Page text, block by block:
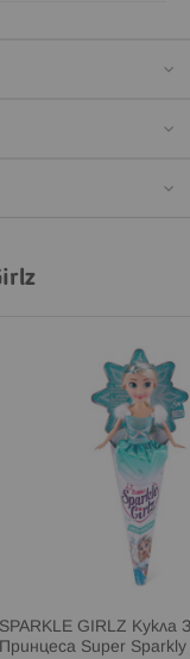
SPARKLE GIRLZ Кукла
Принцеса Super Sparkly